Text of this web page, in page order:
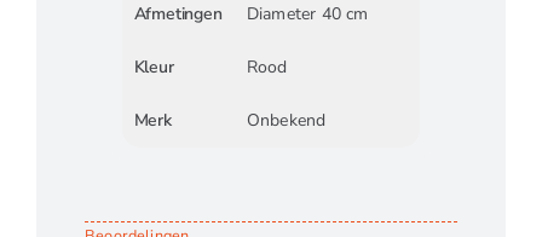
Afmetingen Diameter 40 cm
Kleur Rood
Merk Onbekend